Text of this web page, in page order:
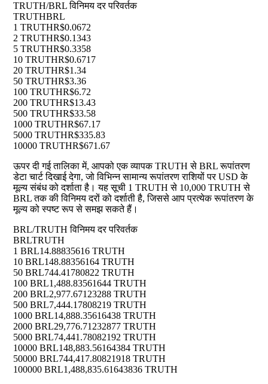
TRUTH/BRL विनिमय दर परिवर्तक
TRUTHBRL
1 TRUTHR$0.0672
2 TRUTHR$0.1343
5 TRUTHR$0.3358
10 TRUTHR$0.6717
20 TRUTHR$1.34
50 TRUTHR$3.36
100 TRUTHR$6.72
200 TRUTHR$13.43
500 TRUTHR$33.58
1000 TRUTHR$67.17
5000 TRUTHR$335.83
10000 TRUTHR$671.67
ऊपर दी गई तालिका में, आपको एक व्यापक TRUTH से BRL रूपांतरण
डेटा चार्ट दिखाई देगा, जो विभिन्न सामान्य रूपांतरण राशियों पर USD के
मूल्य संबंध को दर्शाता है। यह सूची 1 TRUTH से 10,000 TRUTH से
BRL तक की विनिमय दरों को दर्शाती है, जिससे आप प्रत्येक रूपांतरण के
मूल्य को स्पष्ट रूप से समझ सकते हैं।
BRL/TRUTH विनिमय दर परिवर्तक
BRLTRUTH
1 BRL14.88835616 TRUTH
10 BRL148.88356164 TRUTH
50 BRL744.41780822 TRUTH
100 BRL1,488.83561644 TRUTH
200 BRL2,977.67123288 TRUTH
500 BRL7,444.17808219 TRUTH
1000 BRL14,888.35616438 TRUTH
2000 BRL29,776.71232877 TRUTH
5000 BRL74,441.78082192 TRUTH
10000 BRL148,883.56164384 TRUTH
50000 BRL744,417.80821918 TRUTH
100000 BRL1,488,835.61643836 TRUTH